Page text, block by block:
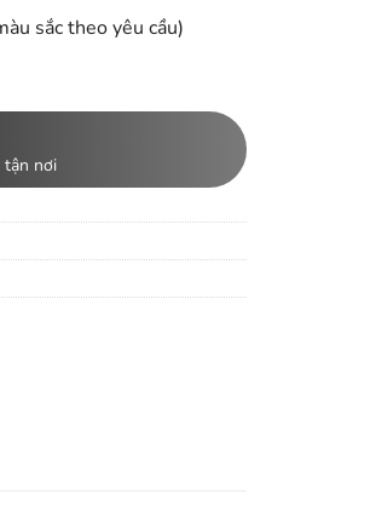
sắc theo yêu cầu)
tận nơi